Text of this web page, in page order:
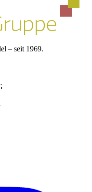
– seit 1969.